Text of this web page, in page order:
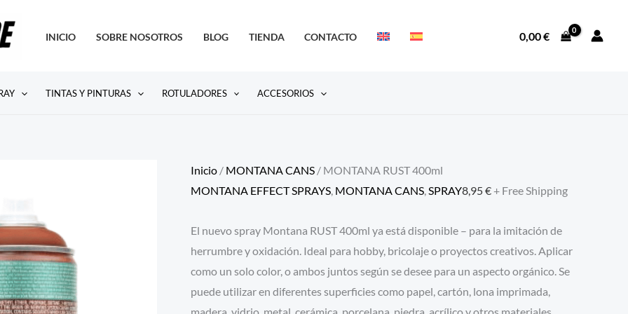
INICIO SOBRE NOSOTROS BLOG TIENDA CONTACTO 0,00€
TINTAS Y PINTURAS ROTULADORES ACCESORIOS
Inicio / MONTANA CANS / MONTANA RUST 400ml
MONTANA EFFECT SPRAYS, MONTANA CANS,SPRAY8,95€ + Free Shipping
El nuevo spray Montana RUST 400ml ya está disponible – para la imitación de
herrumbre y oxidación. Ideal para hobby, bricolaje o proyectos creativos. Aplicar
como un solo color, o ambos juntos según se desee para un aspecto orgánico. Se
puede utilizar en diferentes superficies como papel, cartón, lona imprimada,